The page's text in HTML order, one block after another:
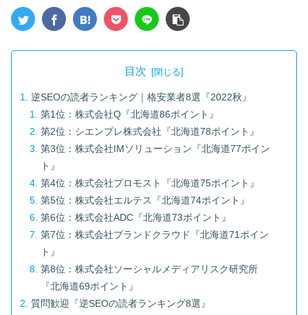
目次
逆SEOの読者ランキング｜格安業者8選『2022秋』
第1位：株式会社Q『北海道86ポイント』
第2位：シエンプレ株式会社『北海道78ポイント』
第3位：株式会社IMソリューション『北海道77ポイン
ト』
第4位：株式会社プロモスト『北海道75ポイント』
第5位：株式会社エルテス『北海道74ポイント』
第6位：株式会社ADC『北海道73ポイント』
第7位：株式会社ブランドクラウド『北海道71ポイン
ト』
第8位：株式会社ソーシャルメディアリスク研究所
『北海道69ポイント』
質問歓迎『逆SEOの読者ランキング8選』